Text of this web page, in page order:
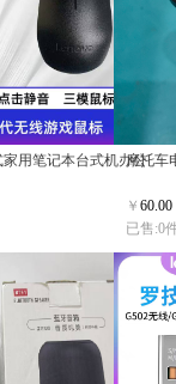
用笔记本台式机办公摩托车
￥ 60.00
已售:0